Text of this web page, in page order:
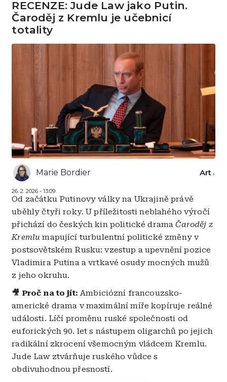
RECENZE: Jude Law jako Putin.
Čaroděj z Kremlu je učebnicí
totality
Marie Bordier
26. 2. 2026 - 13:09
Art
Od začátku Putinovy války na Ukrajině právě
uběhly čtyři roky. U příležitosti neblahého výročí
přichází do českých kin politické dramaČaroděj z
Kremlumapující turbulentní politické změny v
postsovětském Rusku: vzestup a upevnění pozice
Vladimira Putina a vrtkavé osudy mocných mužů
z jeho okruhu.
🎥 Proč na to jít:Ambiciózní francouzsko-
americké drama v maximální míře kopíruje reálné
události. Líčí proměnu ruské společnosti od
euforických 90. let s nástupem oligarchů po jejich
radikální zkrocení všemocným vládcem Kremlu.
Jude Law ztvárňuje ruského vůdce s
obdivuhodnou přesností.